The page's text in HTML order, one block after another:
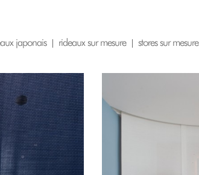
japonais rideaux sur mesure stores sur mesure